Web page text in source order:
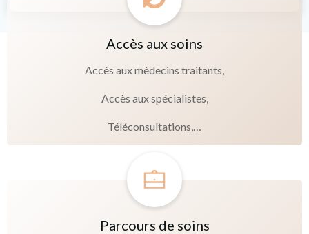
Accès aux soins
Accès aux médecins traitants,
Accès aux spécialistes,
Téléconsultations,…
Parcours de soins